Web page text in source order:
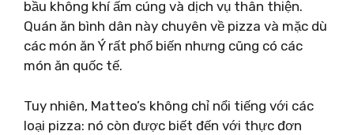
bầu không khí ấm cúng và dịch vụ thân thiện.
Quán ăn bình dân này chuyên về pizza và mặc dù
các món ăn Ý rất phổ biến nhưng cũng có các
món ăn quốc tế.
Tuy nhiên, Matteo’s không chỉ nổi tiếng với các
loại pizza: nó còn được biết đến với thực đơn